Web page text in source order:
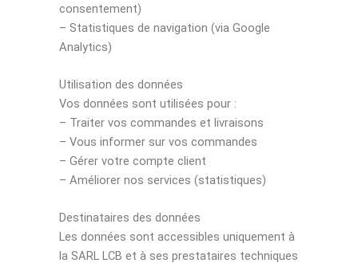
consentement)
– Statistiques de navigation (via Google
Analytics)
Utilisation des données
Vos données sont utilisées pour :
– Traiter vos commandes et livraisons
– Vous informer sur vos commandes
– Gérer votre compte client
– Améliorer nos services (statistiques)
Destinataires des données
Les données sont accessibles uniquement à
la SARL LCB et à ses prestataires techniques